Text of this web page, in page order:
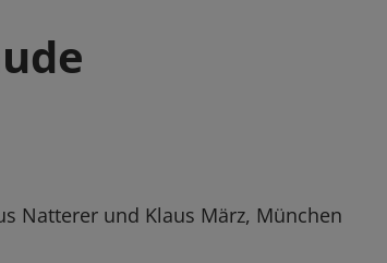
Natterer und Klaus März, München